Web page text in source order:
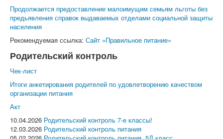
Продолжается предоставление малоимущим семьям льготы без
предьявления справок выдаваемых отделами социальной защиты
населения
Рекомендуемая ссылка: Сайт «Правильное питание»
Родительский контроль
Чек-лист
Итоги анкетирования родителей по удовлетворению качеством
организации питания
Акт
10.04.2026 Родительский контроль 7-е классы!
12.03.2026 Родительский контроль питания